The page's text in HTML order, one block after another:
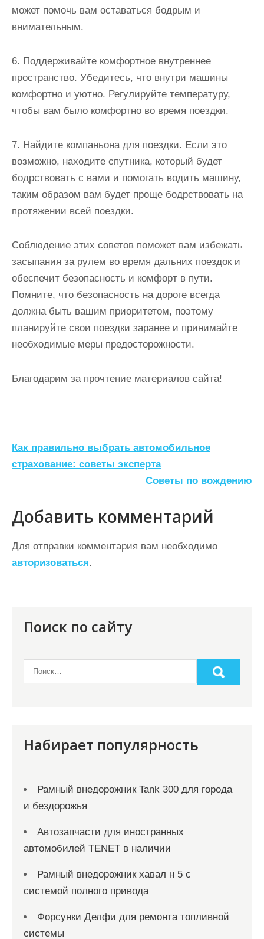
может помочь вам оставаться бодрым и
внимательным.
6. Поддерживайте комфортное внутреннее
пространство. Убедитесь, что внутри машины
комфортно и уютно. Регулируйте температуру,
чтобы вам было комфортно во время поездки.
7. Найдите компаньона для поездки. Если это
возможно, находите спутника, который будет
бодрствовать с вами и помогать водить машину,
таким образом вам будет проще бодрствовать на
протяжении всей поездки.
Соблюдение этих советов поможет вам избежать
засыпания за рулем во время дальних поездок и
обеспечит безопасность и комфорт в пути.
Помните, что безопасность на дороге всегда
должна быть вашим приоритетом, поэтому
планируйте свои поездки заранее и принимайте
необходимые меры предосторожности.
Благодарим за прочтение материалов сайта!
Н
а
и
г
а
ц
Как правильно выбрать автомобильное
страхование: советы эксперта
Советы по вождению
Добавить комментарий
Для отправки комментария вам необходимо
авторизоваться.
Поиск по сайту
Набирает популярность
Рамный внедорожник Tank 300 для города
и бездорожья
Автозапчасти для иностранных
автомобилей TENET в наличии
Рамный внедорожник хавал н 5 с
системой полного привода
Форсунки Делфи для ремонта топливной
системы